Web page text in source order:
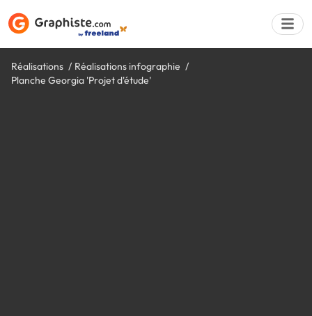
Réalisations
Réalisations infographie
Planche Georgia 'Projet d'étude'